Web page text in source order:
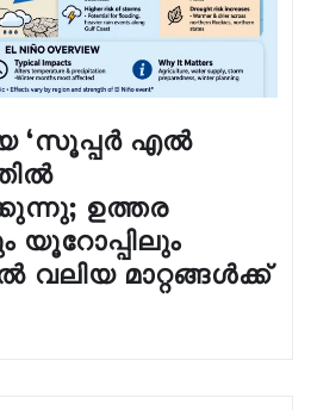
‘സൂപ്പർ എൽ
ഉത്തര
യൂറോപ്പിലും
വലിയ മാറ്റങ്ങൾക്ക്